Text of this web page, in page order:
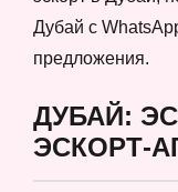
Дубай с
предложения.
ДУБАЙ:
ЭСКОРТ-